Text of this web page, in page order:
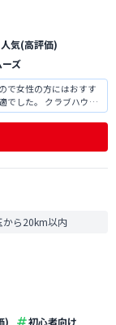
人気(高評価)
ズ
で女性の方にはおすす
でした。 クラブハウス
から20km以内
) 初心者向け